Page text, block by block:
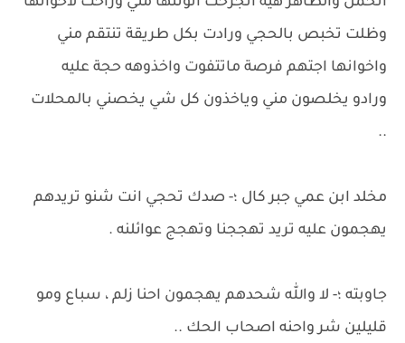
وظلت تخبص بالحجي ورادت بكل طريقة تنتقم مني
واخوانها اجتهم فرصة ماتتفوت واخذوهه حجة عليه
ورادو يخلصون مني وياخذون كل شي يخصني بالمحلات
..
مخلد ابن عمي جبر كال ؛- صدك تحجي انت شنو تريدهم
يهجمون عليه تريد تهججنا وتهجج عوائلنه .
جاوبته ؛- لا والله شحدهم يهجمون احنا زلم ، سباع ومو
قليلين شر واحنه اصحاب الحك ..